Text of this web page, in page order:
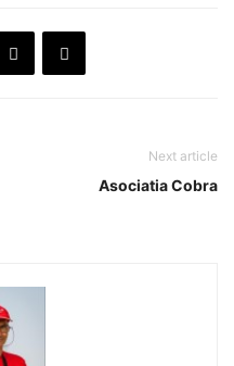
Next article
Asociatia Cobra